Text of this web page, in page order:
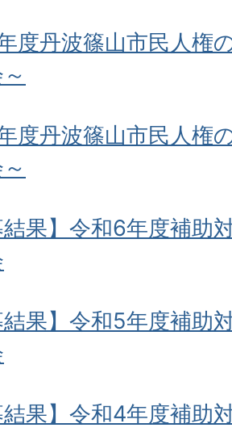
度丹波篠山市民人権
度丹波篠山市民人権
結果】令和6年度補助
結果】令和5年度補助
結果】令和4年度補助